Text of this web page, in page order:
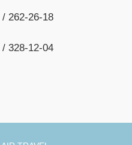
262-26-18
328-12-04